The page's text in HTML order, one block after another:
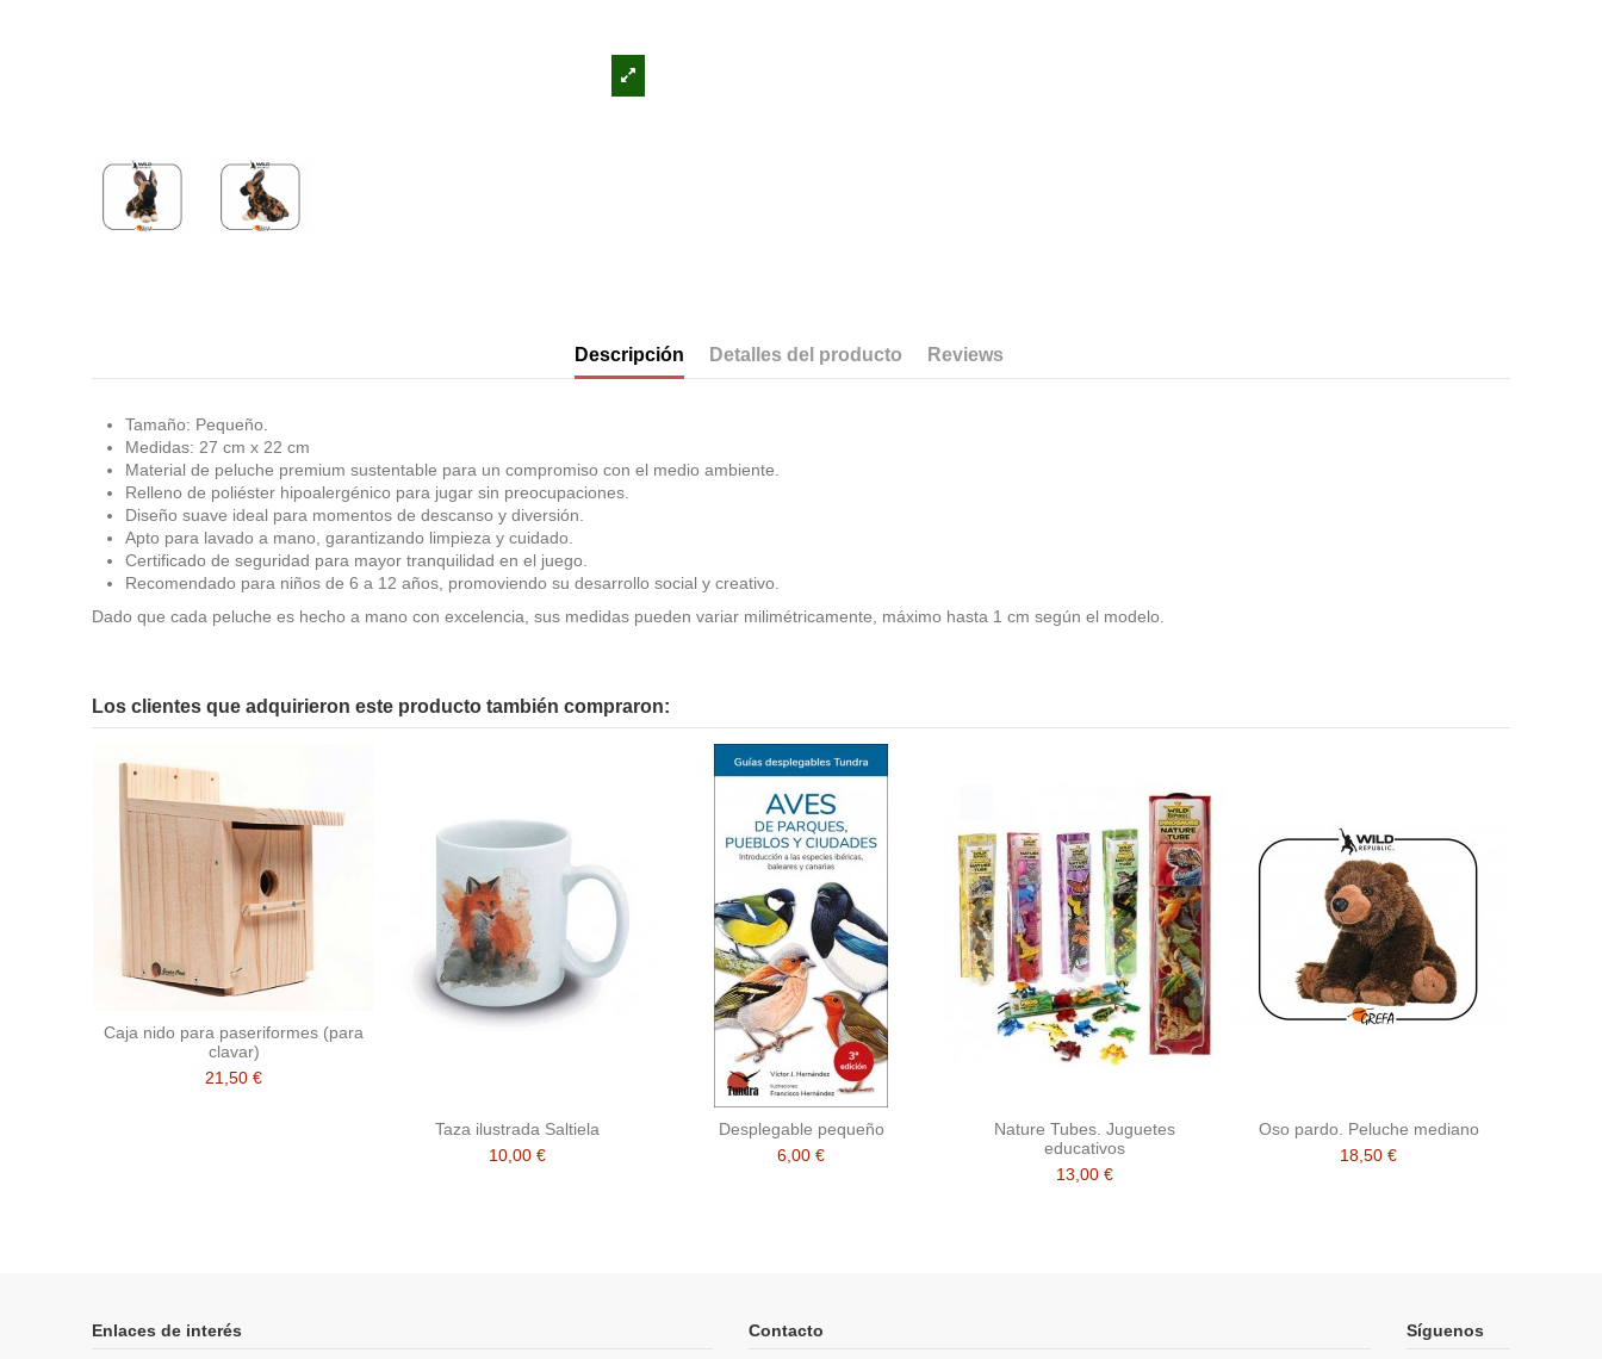
Descripción Detalles del producto Reviews
Tamaño: Pequeño.
Medidas: 27 cm x 22 cm
Material de peluche premium sustentable para un compromiso con el medio ambiente.
Relleno de poliéster hipoalergénico para jugar sin preocupaciones.
Diseño suave ideal para momentos de descanso y diversión.
Apto para lavado a mano, garantizando limpieza y cuidado.
Certificado de seguridad para mayor tranquilidad en el juego.
Recomendado para niños de 6 a 12 años, promoviendo su desarrollo social y creativo.
Dado que cada peluche es hecho a mano con excelencia, sus medidas pueden variar milimétricamente, máximo hasta 1 cm según el modelo.
Los clientes que adquirieron este producto también compraron:
Caja nido para paseriformes (para
clavar)
21,50 €
Taza ilustrada Saltiela
10,00 €
Desplegable pequeño
6,00 €
Nature Tubes. Juguetes
educativos
13,00 €
Oso pardo. Peluche mediano
18,50 €
Enlaces de interés Contacto Síguenos